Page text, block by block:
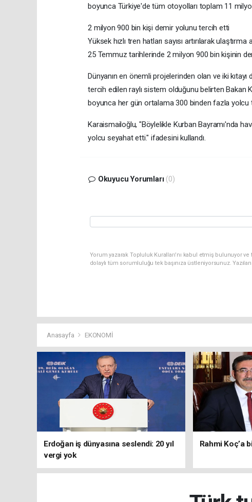
boyunca Türkiye'de tüm otoyolları toplam 11
2 milyon 900 bin kişi demir yolunu tercih etti
Yüksek hızlı tren hatları sayısı artırılarak
25 Temmuz tarihlerinde 2 milyon 900 bin kişinin
Dünyanın en önemli projelerinden olan ve iki
tercih edilen raylı sistem olduğunu belirten Bakan
boyunca her gün ortalama 300 binden fazla yolcu
Karaismailoğlu, "Böylelikle Kurban Bayramı'nda
yolcu seyahat etti." ifadesini kullandı.
Okuyucu Yorumları (0)
Yorum yazarak Topluluk Kuralları’nı kabul etmiş bulunuyor
dolaylı tüm sorumluluğu tek başınıza üstleniyorsunuz.
Anasayfa EKONOMİ
Erdoğan iş dünyasına seslendi: 20 yıl
vergi yok
Rahmi Koç’a